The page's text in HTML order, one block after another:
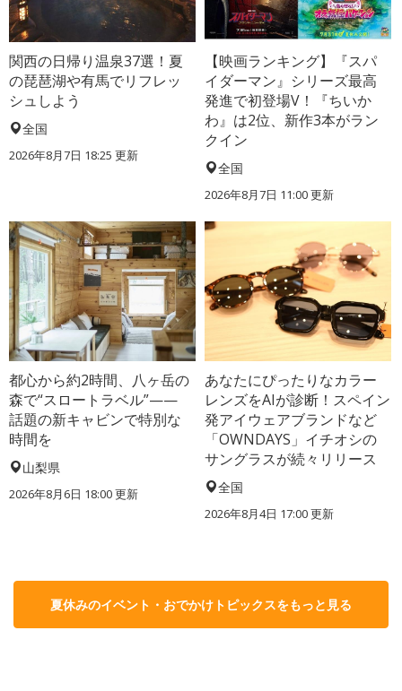
関西の日帰り温泉37選！夏
の琵琶湖や有馬でリフレッ
シュしよう
全国
2026年8月7日 18:25 更新
【映画ランキング】『スパ
イダーマン』シリーズ最高
発進で初登場V！『ちいか
わ』は2位、新作3本がラン
クイン
全国
2026年8月7日 11:00更新
都心から約2時間、八ヶ岳の
森で“スロートラベル”——
話題の新キャビンで特別な
時間を
山梨県
2026年8月6日 18:00更新
あなたにぴったりなカラー
レンズをAIが診断！スペイン
発アイウェアブランドなど
「OWNDAYS」イチオシの
サングラスが続々リリース
全国
2026年8月4日 17:00更新
夏休みのイベント・おでかけトピックスをもっと見る